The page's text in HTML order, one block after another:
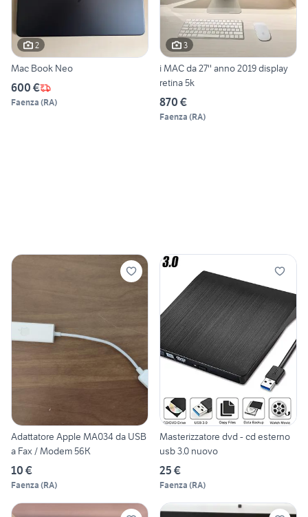
2
Mac Book Neo
600 €
Faenza (RA)
3
i MAC da 27'' anno 2019 display
retina 5k
870 €
Faenza (RA)
Adattatore Apple MA034 da USB
a Fax / Modem 56K
10 €
Faenza (RA)
Masterizzatore dvd - cd esterno
usb 3.0 nuovo
25 €
Faenza (RA)